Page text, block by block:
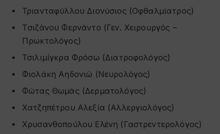
Τριανταφύλλου Διονύσιος (Οφθαλμίατρος)
Tσιζάνου Φερνάντο (Γεν. Χειρουργός –
Πρωκτολόγος)
Τσιλιμίγκρα Φρόσω (Διατροφολόγος)
Φιολάκη Αηδονιώ (Νευρολόγος)
Φώτας Θωμάς (Δερματολόγος)
Χατζηπέτρου Αλεξία (Αλλεργιολόγος)
Χρυσανθοπούλου Ελένη (Γαστρεντερολόγος)